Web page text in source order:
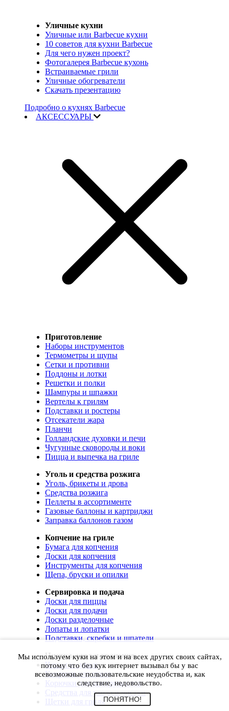
Уличные кухни
Уличные или Barbecue кухни
10 советов для кухни Barbecue
Для чего нужен проект?
Фотогалерея Barbecue кухонь
Встраиваемые грили
Уличные обогреватели
Скачать презентацию
Подробно о кухнях Barbecue
АКСЕССУАРЫ
Приготовление
Наборы инструментов
Термометры и щупы
Сетки и противни
Поддоны и лотки
Решетки и полки
Шампуры и шпажки
Вертелы к грилям
Подставки и ростеры
Отсекатели жара
Планчи
Голландские духовки и печи
Чугунные сковороды и воки
Пицца и выпечка на гриле
Уголь и средства розжига
Уголь, брикеты и дрова
Средства розжига
Пеллеты в ассортименте
Газовые баллоны и картриджи
Заправка баллонов газом
Копчение на гриле
Бумага для копчения
Доски для копчения
Инструменты для копчения
Щепа, бруски и опилки
Сервировка и подача
Доски для пиццы
Доски для подачи
Доски разделочные
Лопаты и лопатки
Подставки, скребки и шпатели
Чистка, уход и хранение
Чехлы и сумки
Коврики для гриля
Корючки для инструментов
Средства для ухода и чистки
Щетки для гриля
Мы используем куки на этом и на всех других своих сайтах,
потому что без кук интернет вызывал бы у вас
всевозможные пользовательские неудобства и, как
следствие, недовольство.
ПОНЯТНО!